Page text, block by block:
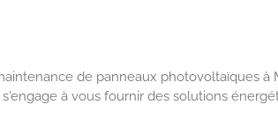
de panneaux photovoltaïques à
à vous fournir des solutions